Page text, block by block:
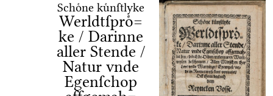
Schoͤne kuͤnſtlyke
Werldtſproͤ=
ke / Darinne
aller Stende /
Natur vnde
Egenſchop